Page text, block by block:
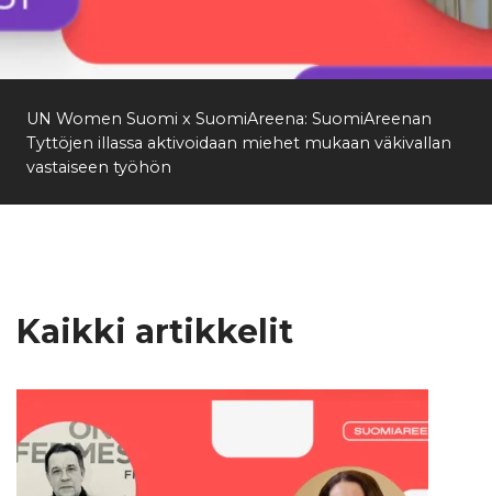
Etsi
UN Women Suomi x SuomiAreena: SuomiAreenan
Tyttöjen illassa aktivoidaan miehet mukaan väkivallan
vastaiseen työhön
Kaikki artikkelit